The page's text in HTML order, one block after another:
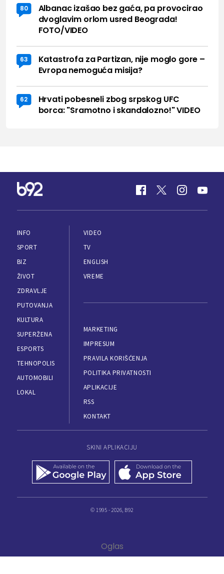
80
Albanac izašao bez gaća, pa provocirao
dvoglavim orlom usred Beograda!
FOTO/VIDEO
63
Katastrofa za Partizan, nije moglo gore –
Evropa nemoguća misija?
62
Hrvati pobesneli zbog srpskog UFC
borca: "Sramotno i skandalozno!" VIDEO
INFO
SPORT
BIZ
ŽIVOT
ZDRAVLJE
PUTOVANJA
KULTURA
SUPERŽENA
ESPORTS
TEHNOPOLIS
AUTOMOBILI
LOKAL
VIDEO
TV
ENGLISH
VREME
MARKETING
IMPRESUM
PRAVILA KORIŠĆENJA
POLITIKA PRIVATNOSTI
APLIKACIJE
RSS
KONTAKT
SKINI APLIKACIJU
© 1995 - 2026, B92